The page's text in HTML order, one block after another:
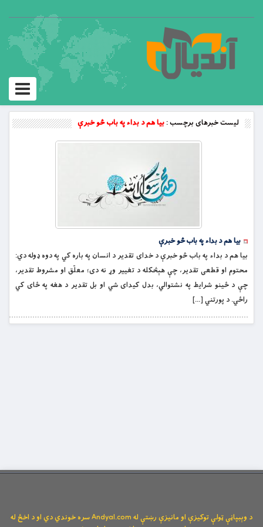
Toggle
لیست خبرهای برچسب :بيا هم د بداء په باب څو خبرې
بيا هم د بداء په باب څو خبرې
بيا هم د بداء په باب څو خبرې د خدای تقدير د انسان په باره کي په دوه ډوله دي:
محتوم او قطعی تقدير، چې هېڅکله د تغيير وړ نه دی؛ معلّق او مشروط تقدير،
چې د ځينو شرايط په نشتوالي، بدل کيدای شي او بل تقدير د هغه په ځای کي
راځي. د پورتني […]
د وېبپاڼې ټولې توکیزې او مانیزې رښتې له Andyal.com سره خوندي دي او د اخځ له